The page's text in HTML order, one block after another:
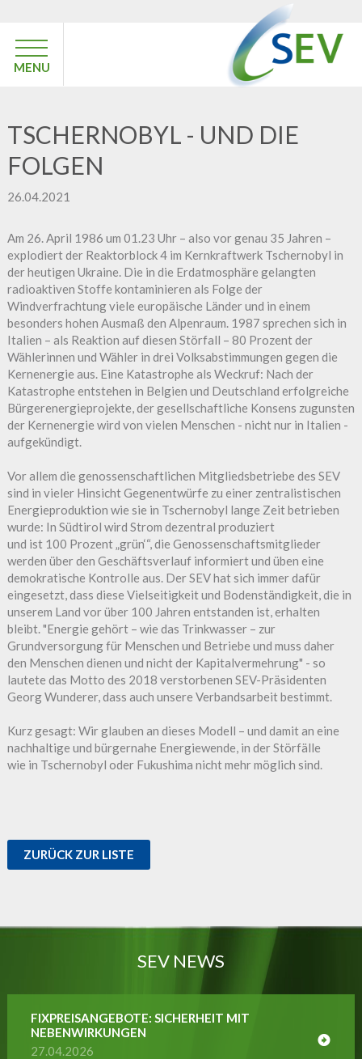
MENU
TSCHERNOBYL - UND DIE
FOLGEN
26.04.2021
Am 26. April 1986 um 01.23 Uhr – also vor genau 35 Jahren –
explodiert der Reaktorblock 4 im Kernkraftwerk Tschernobyl in
der heutigen Ukraine. Die in die Erdatmosphäre gelangten
radioaktiven Stoffe kontaminieren als Folge der
Windverfrachtung viele europäische Länder und in einem
besonders hohen Ausmaß den Alpenraum. 1987 sprechen sich in
Italien – als Reaktion auf diesen Störfall – 80 Prozent der
Wählerinnen und Wähler in drei Volksabstimmungen gegen die
Kernenergie aus. Eine Katastrophe als Weckruf: Nach der
Katastrophe entstehen in Belgien und Deutschland erfolgreiche
Bürgerenergieprojekte, der gesellschaftliche Konsens zugunsten
der Kernenergie wird von vielen Menschen - nicht nur in Italien -
aufgekündigt.
Vor allem die genossenschaftlichen Mitgliedsbetriebe des SEV
sind in vieler Hinsicht Gegenentwürfe zu einer zentralistischen
Energieproduktion wie sie in Tschernobyl lange Zeit betrieben
wurde: In Südtirol wird Strom dezentral produziert
und ist 100 Prozent „grün‘“, die Genossenschaftsmitglieder
werden über den Geschäftsverlauf informiert und üben eine
demokratische Kontrolle aus. Der SEV hat sich immer dafür
eingesetzt, dass diese Vielseitigkeit und Bodenständigkeit, die in
unserem Land vor über 100 Jahren entstanden ist, erhalten
bleibt. "Energie gehört – wie das Trinkwasser – zur
Grundversorgung für Menschen und Betriebe und muss daher
den Menschen dienen und nicht der Kapitalvermehrung" - so
lautete das Motto des 2018 verstorbenen SEV-Präsidenten
Georg Wunderer, dass auch unsere Verbandsarbeit bestimmt.
Kurz gesagt: Wir glauben an dieses Modell – und damit an eine
nachhaltige und bürgernahe Energiewende, in der Störfälle
wie in Tschernobyl oder Fukushima nicht mehr möglich sind.
ZURÜCK ZUR LISTE
SEV NEWS
FIXPREISANGEBOTE: SICHERHEIT MIT
NEBENWIRKUNGEN
27.04.2026